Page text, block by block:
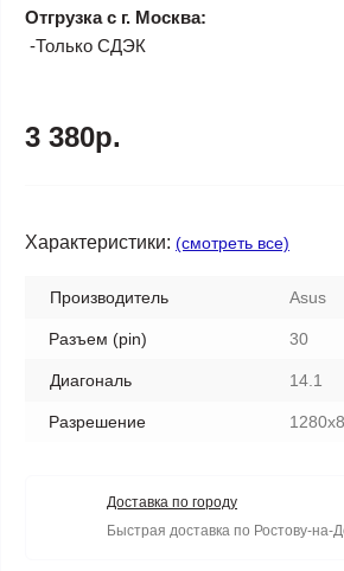
Отгрузка с г. Москва:
-Только СДЭК
3 380р.
Характеристики: (смотреть все)
Производитель Asus
Разъем (pin) 30
Диагональ 14.1
Разрешение
Доставка по городу
Быстрая доставка по Ростову-на-